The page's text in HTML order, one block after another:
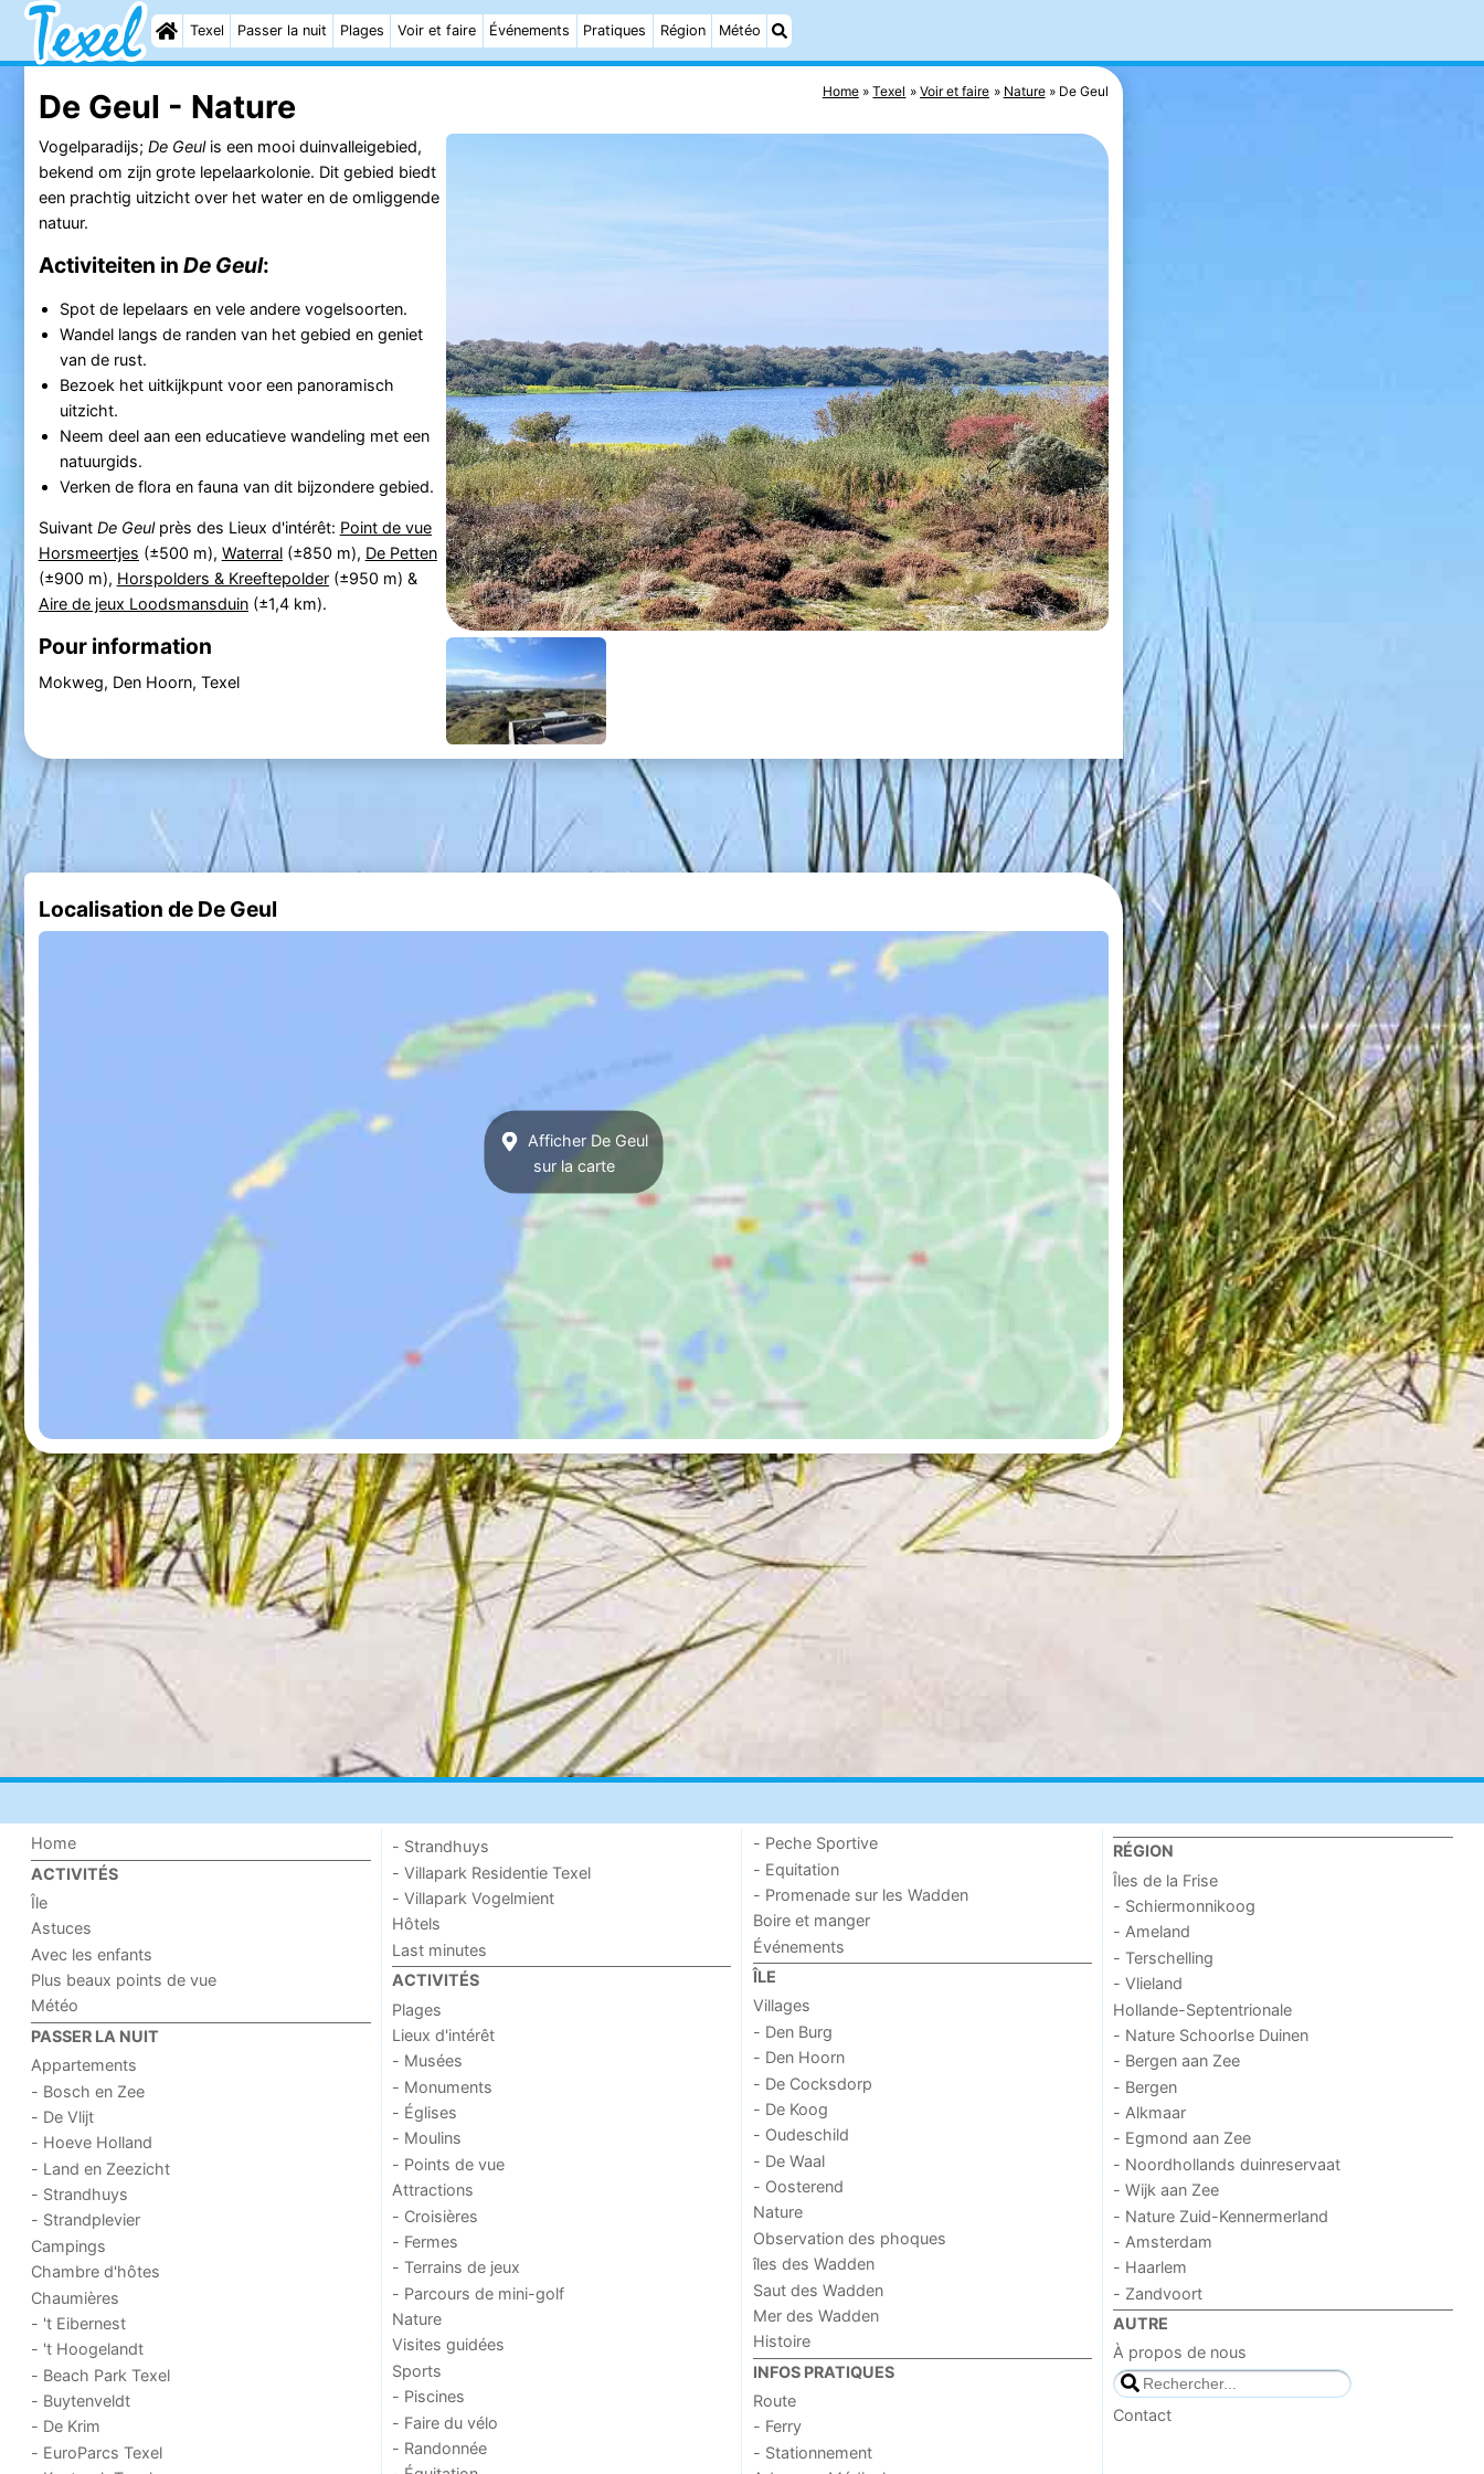
Texel Passer la nuit Plages Voir et faire Événements Pratiques Région Météo
Home Texel Voir et faire Nature De Geul
De Geul - Nature
Vogelparadijs; De Geulis een mooi duinvalleigebied,
bekend om zijn grote lepelaarkolonie. Dit gebied biedt
een prachtig uitzicht over het water en de omliggende
natuur.
Activiteiten in De Geul:
Spot de lepelaars en vele andere vogelsoorten.
Wandel langs de randen van het gebied en geniet
van de rust.
Bezoek het uitkijkpunt voor een panoramisch
uitzicht.
Neem deel aan een educatieve wandeling met een
natuurgids.
Verken de flora en fauna van dit bijzondere gebied.
Suivant De Geulprès des Lieux d'intérêt: Point de vue
Horsmeertjes (±500 m), Waterral(±850 m), De Petten
(±900 m), Horspolders & Kreeftepolder(±950 m) &
Aire de jeux Loodsmansduin(±1,4 km).
Pour information
Mokweg, Den Hoorn, Texel
Localisation de De Geul
Afficher De Geul
sur la carte
Home
ACTIVITÉS
Île
Astuces
Avec les enfants
Plus beaux points de vue
Météo
PASSER LA NUIT
Appartements
- Bosch en Zee
- De Vlijt
- Hoeve Holland
- Land en Zeezicht
- Strandhuys
- Strandplevier
Campings
Chambre d'hôtes
Chaumières
- 't Eibernest
- 't Hoogelandt
- Beach Park Texel
- Buytenveldt
- De Krim
- EuroParcs Texel
- Strandhuys
- Villapark Residentie Texel
- Villapark Vogelmient
Hôtels
Last minutes
ACTIVITÉS
Plages
Lieux d'intérêt
- Musées
- Monuments
- Églises
- Moulins
- Points de vue
Attractions
- Croisières
- Fermes
- Terrains de jeux
- Parcours de mini-golf
Nature
Visites guidées
Sports
- Piscines
- Faire du vélo
- Randonnée
- Peche Sportive
- Equitation
- Promenade sur les Wadden
Boire et manger
Événements
ÎLE
Villages
- Den Burg
- Den Hoorn
- De Cocksdorp
- De Koog
- Oudeschild
- De Waal
- Oosterend
Nature
Observation des phoques
îles des Wadden
Saut des Wadden
Mer des Wadden
Histoire
INFOS PRATIQUES
Route
- Ferry
- Stationnement
RÉGION
Îles de la Frise
- Schiermonnikoog
- Ameland
- Terschelling
- Vlieland
Hollande-Septentrionale
- Nature Schoorlse Duinen
- Bergen aan Zee
- Bergen
- Alkmaar
- Egmond aan Zee
- Noordhollands duinreservaat
- Wijk aan Zee
- Nature Zuid-Kennermerland
- Amsterdam
- Haarlem
- Zandvoort
AUTRE
À propos de nous
Contact